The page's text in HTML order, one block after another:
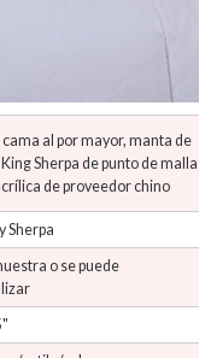
cama al por mayor, manta de
Sherpa de punto de malla
de proveedor chino
Sherpa
o se puede